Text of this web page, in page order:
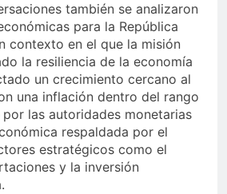
también se analizaron
para la República
contexto en el que la misión
la resiliencia de la economía
un crecimiento cercano al
una inflación dentro del rango
las autoridades monetarias
respaldada por el
estratégicos como el
y la inversión